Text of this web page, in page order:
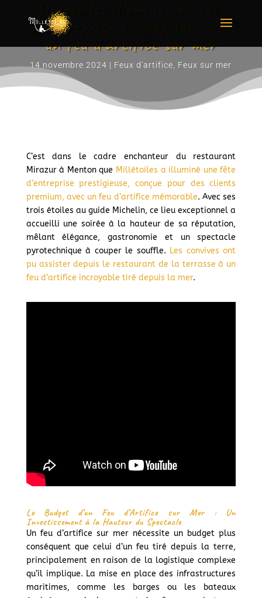
Millétoiles illumine une fête
d’entreprise d’exception avec
un feu d’artifice sur mer
14 novembre 2024 | Feux d'artifice Feux sur mer
C’est dans le cadre enchanteur du restaurant
Mirazur à Menton que Millétoiles a illuminé une fête
d’entreprise prestigieuse, conçue pour des clients
premium, avec un feu d’artifice mémorable. Avec ses
trois étoiles au guide Michelin, ce lieu exceptionnel a
accueilli une soirée à la hauteur de sa réputation,
mêlant élégance, gastronomie et un spectacle
pyrotechnique à couper le souffle. Les convives ont
pu assister depuis le restaurant de la terrasse à un
feu d’artifice incroyable tiré depuis la mer.
Le Budget d’un Feu d’Artifice sur Mer : Un
Investissement à la Hauteur du Spectacle
Un feu d’artifice sur mer nécessite un budget plus
conséquent que celui d’un feu tiré depuis la terre,
principalement en raison de la logistique complexe
qu’il implique. La mise en place des infrastructures
maritimes, comme les barges ou les bateaux